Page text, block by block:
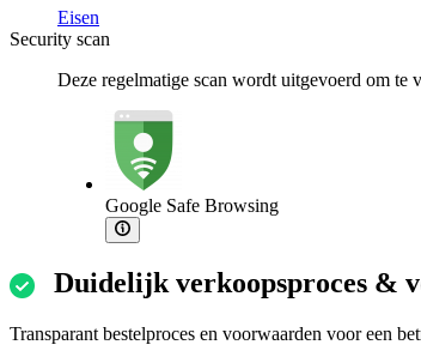
Eisen
Security scan
Deze regelmatige scan wordt uitgevoerd om te
Google Safe Browsing
Duidelijk verkoopsproces &
Transparant bestelproces en voorwaarden voor een